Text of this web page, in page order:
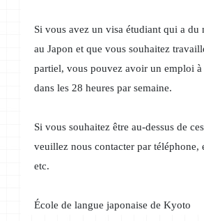
Si vous avez un visa étudiant qui a du
au Japon et quevous souhaitez
partiel, vous pouvez avoir un emploi
dans les 28 heures par semaine.
Si vous souhaitez être au-dessus de
veuillez nous contacter par téléphone,
etc.
École de langue japonaise de Kyoto